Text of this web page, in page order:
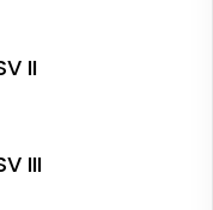
II
III